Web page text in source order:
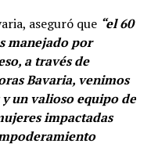
aseguró que “el 60
manejado por
a través de
Bavaria, venimos
un valioso equipo de
impactadas